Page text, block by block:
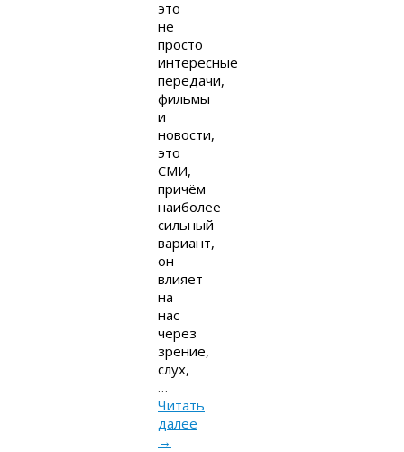
это
не
просто
интересные
передачи,
фильмы
и
новости,
это
СМИ,
причём
наиболее
сильный
вариант,
он
влияет
на
нас
через
зрение,
слух,
…
Читать
далее
→